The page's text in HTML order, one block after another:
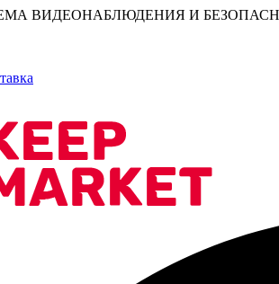
ВИДЕОНАБЛЮДЕНИЯ И